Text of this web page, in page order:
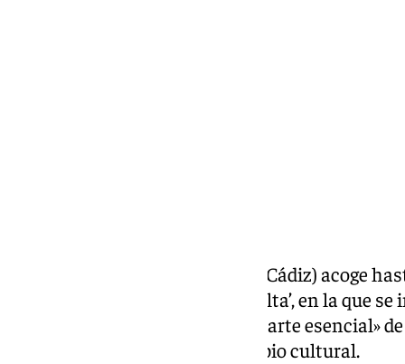
La Casa de la Cultura de Tarifa (Cádiz) acoge
exposición ‘Huellas de ida y vuelta’, en la que
sobre la migración como «una parte esencial»
reconocer el valor del intercambio cultural.